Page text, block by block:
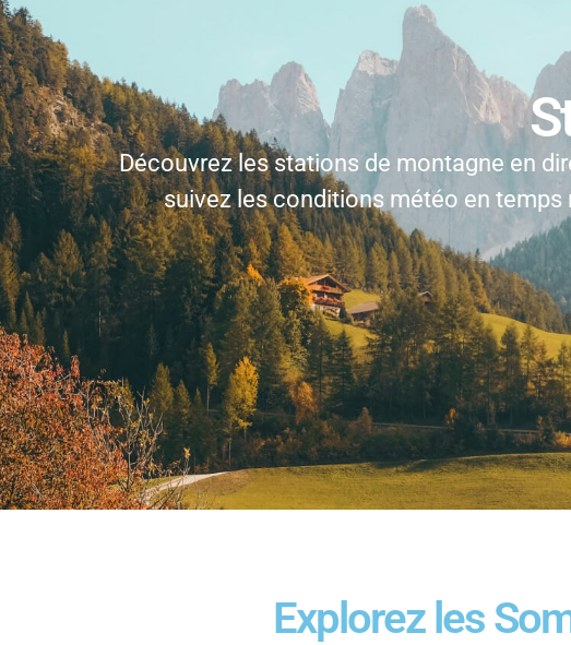
Découvrez les stations de montagne en
suivez les conditions météo en
Explorez les